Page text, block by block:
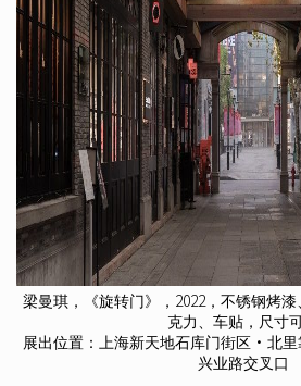
梁曼琪，《旋转门》，2022，不锈钢烤
克力、车贴，尺寸
展出位置：上海新天地石库门街区·北
兴业路交叉口